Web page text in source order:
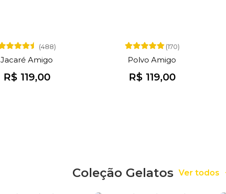
(488)
Jacaré Amigo
R$ 119,00
(170)
Polvo Amigo
R$ 119,00
Coleção Gelatos Ver todos